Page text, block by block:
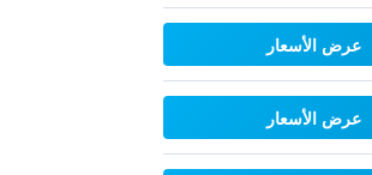
عرض الأسعار
عرض الأسعار